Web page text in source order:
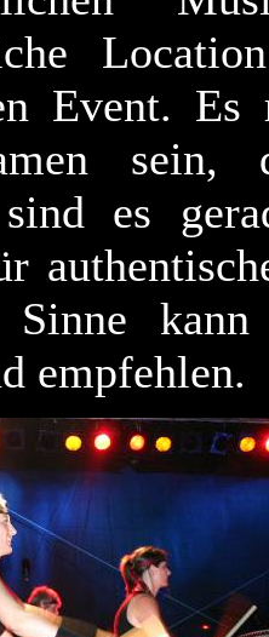
Event. Es
sein,
es
Sinne
empfehlen.